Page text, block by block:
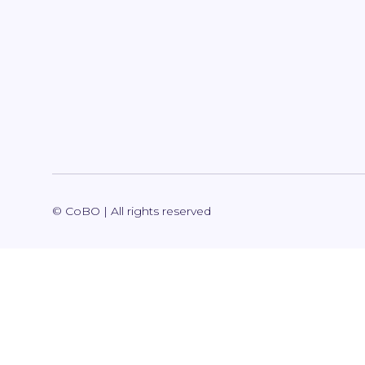
© CoBO | All rights reserved